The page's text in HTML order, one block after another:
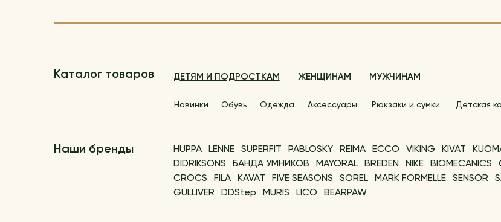
Каталог товаров ДЕТЯМ И ПОДРОСТКАМ ЖЕНЩИНАМ МУЖЧИНАМ
Новинки Обувь Одежда Аксессуары Рюкзаки и сумки Детская
Наши бренды HUPPA LENNE SUPERFIT PABLOSKY REIMA ECCO VIKING KIVAT
DIDRIKSONS
БАНДА УМНИКОВ MAYORAL BREDEN NIKE BIOMECANICS
CROCS
FILA KAVAT FIVE SEASONS SOREL MARK FORMELLE SENSOR
GULLIVER
DDStep MURIS LICO BEARPAW